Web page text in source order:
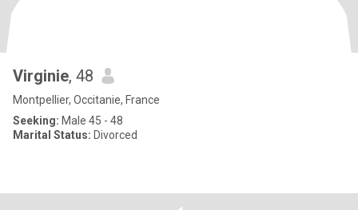
Virginie, 48
Montpellier, Occitanie, France
Seeking: Male 45 - 48
Marital Status: Divorced